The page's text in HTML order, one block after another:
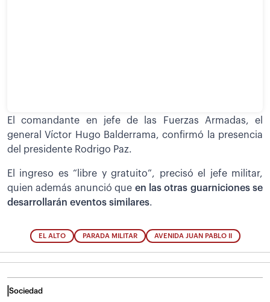
El comandante en jefe de las Fuerzas Armadas, el
general Víctor Hugo Balderrama, confirmó la presencia
del presidente Rodrigo Paz.
El ingreso es “libre y gratuito”, precisó el jefe militar,
quien además anunció que en las otras guarniciones se
desarrollarán eventos similares.
EL ALTO PARADA MILITAR AVENIDA JUAN PABLO II
Sociedad